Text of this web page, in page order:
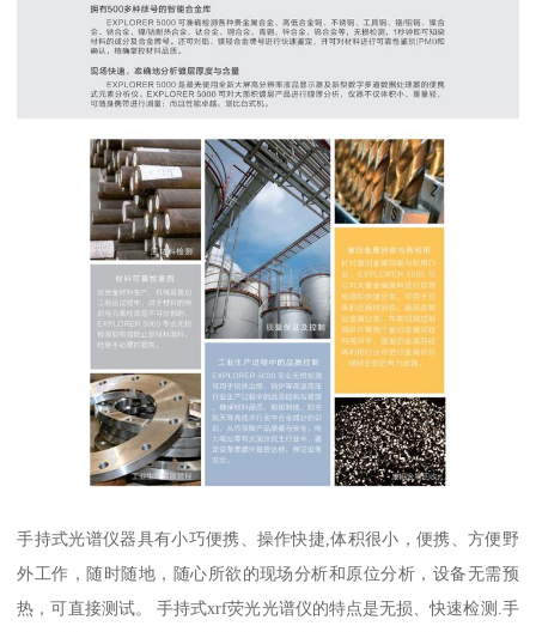
手持式光谱仪器具有小巧便携、操作快捷,体积很小，便携、方便野
外工作，随时随地，随心所欲的现场分析和原位分析，设备无需预
热，可直接测试。 手持式xrf荧光光谱仪的特点是无损、快速检测.手